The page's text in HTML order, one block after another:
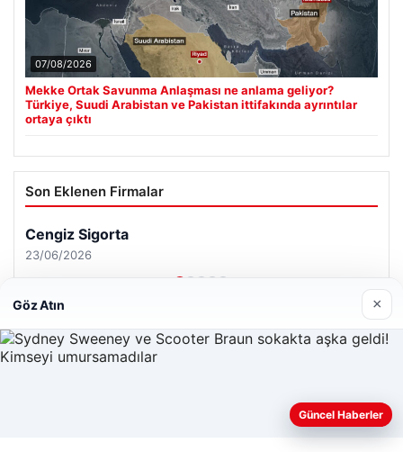
07/08/2026
Mekke Ortak Savunma Anlaşması ne anlama geliyor?
Türkiye, Suudi Arabistan ve Pakistan ittifakında ayrıntılar
ortaya çıktı
Son Eklenen Firmalar
Cengiz Sigorta
23/06/2026
Web sitemizi nasıl kullandığınızı daha iyi anlayabilmek,
Göz Atın ×
Güncel Haberler
lemagrup.com.tr